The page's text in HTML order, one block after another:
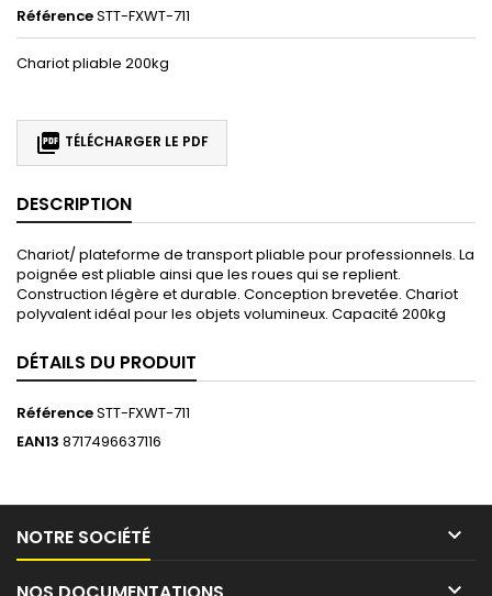
RéférenceSTT-FXWT-711
Chariot pliable 200kg
 TÉLÉCHARGER LE PDF
DESCRIPTION
Chariot/ plateforme de transport pliable pour professionnels. La
poignée est pliable ainsi que les roues qui se replient.
Construction légère et durable. Conception brevetée. Chariot
polyvalent idéal pour les objets volumineux. Capacité 200kg
DÉTAILS DU PRODUIT
RéférenceSTT-FXWT-711
EAN13 8717496637116
NOTRE SOCIÉTÉ 
